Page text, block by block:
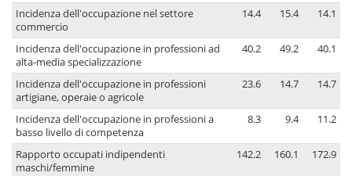
Incidenza dell'occupazione nel settore
commercio
14.4 15.4 14.1
Incidenza dell'occupazione in professioni ad
alta-media specializzazione
40.2 49.2 40.1
Incidenza dell'occupazione in professioni
artigiane, operaie o agricole
23.6 14.7 14.7
Incidenza dell'occupazione in professioni a
basso livello di competenza
8.3 9.4 11.2
Rapporto occupati indipendenti
maschi/femmine
142.2 160.1 172.9